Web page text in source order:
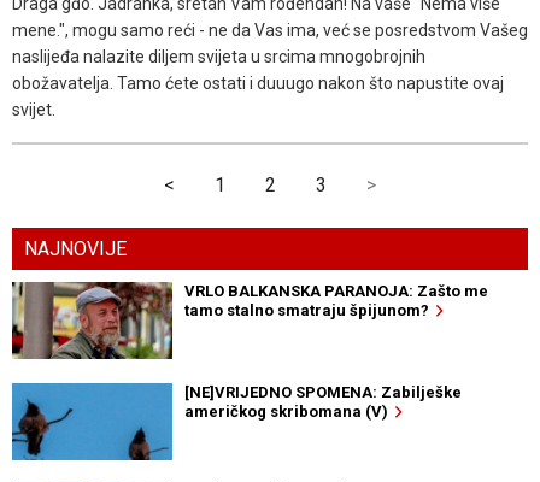
mene.", mogu samo reći - ne da Vas ima, već se posredstvom Vašeg
naslijeđa nalazite diljem svijeta u srcima mnogobrojnih
obožavatelja. Tamo ćete ostati i duuugo nakon što napustite ovaj
svijet.
< 1 2 3 >
NAJNOVIJE
VRLO BALKANSKA PARANOJA: Zašto me
tamo stalno smatraju špijunom?
[NE]VRIJEDNO SPOMENA: Zabilješke
američkog skribomana (V)